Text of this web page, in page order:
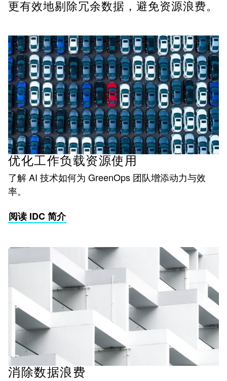
更有效地剔除冗余数据，避免资源浪费。
优化工作负载资源使用
了解 AI 技术如何为 GreenOps 团队增添动力与效
率。
阅读 IDC 简介
消除数据浪费